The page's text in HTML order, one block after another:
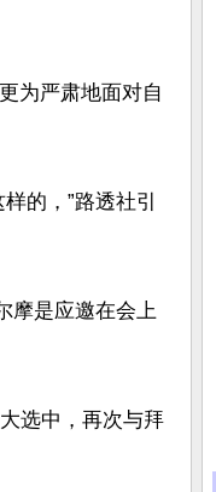
为严肃地面对自
的，”路透社引
摩是应邀在会上
选中，再次与拜